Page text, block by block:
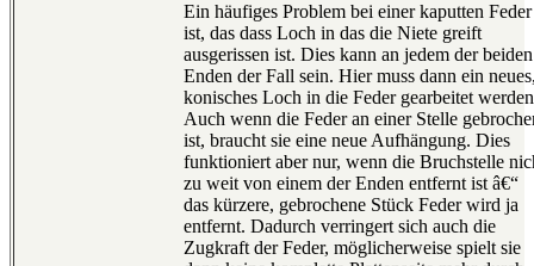
Ein häufiges Problem bei einer kaputten Feder
ist, das dass Loch in das die Niete greift
ausgerissen ist. Dies kann an jedem der beiden
Enden der Fall sein. Hier muss dann ein
konisches Loch in die Feder gearbeitet
Auch wenn die Feder an einer Stelle
ist, braucht sie eine neue Aufhängung. Dies
funktioniert aber nur, wenn die Bruchstelle
zu weit von einem der Enden entfernt ist â€“
das kürzere, gebrochene Stück Feder wird ja
entfernt. Dadurch verringert sich auch die
Zugkraft der Feder, möglicherweise spielt sie